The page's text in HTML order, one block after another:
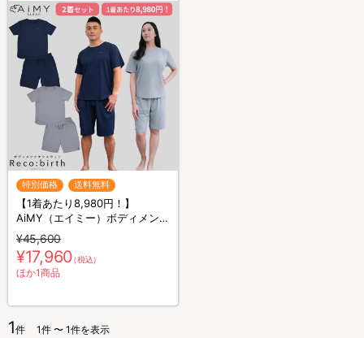
特別価格 送料無料
【1着あたり8,980円！】
AiMY（エイミー）ボディメンテ
ナンスウェア リカバース／半袖
半ズボン／2着セット／上下セ
ット／リカバリーウェア
¥45,600
¥17,960（税込）
ほか1商品
1件 1件 〜 1件を表示